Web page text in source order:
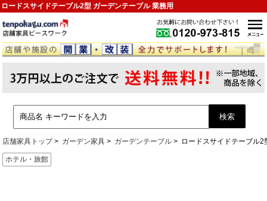
ロードスサイドテーブル2型 ガーデンテーブル 業務用
店舗家具トップ ガーデン家具 ガーデンテーブル ロードスサイドテーブル2
ホテル・旅館